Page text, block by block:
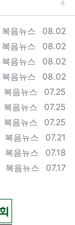
등록자
복음뉴스 등록일
08.02
등록자
복음뉴스 등록일
08.02
등록자
복음뉴스 등록일
08.02
등록자
복음뉴스 등록일
08.02
등록자
복음뉴스 등록일
07.25
등록자
복음뉴스 등록일
07.25
등록자
복음뉴스 등록일
07.25
등록자
복음뉴스 등록일
07.21
등록자
복음뉴스 등록일
07.18
등록자
복음뉴스 등록일
07.17